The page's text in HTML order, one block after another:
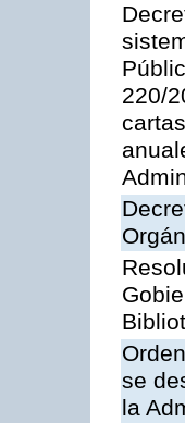
220/
se
la